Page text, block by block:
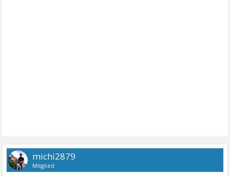
michi2879
Mitglied